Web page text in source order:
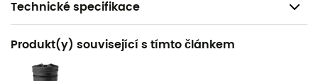
Technické specifikace
Doporučené pro
Pěší turistika / Trekking / Kemping
Produkt(y) související s tímto článkem